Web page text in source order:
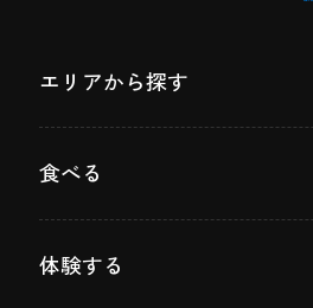
エリアから探す
食べる
体験する